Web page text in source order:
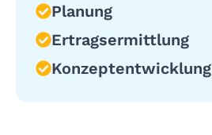
Planung
Ertragsermittlung
Konzeptentwicklung